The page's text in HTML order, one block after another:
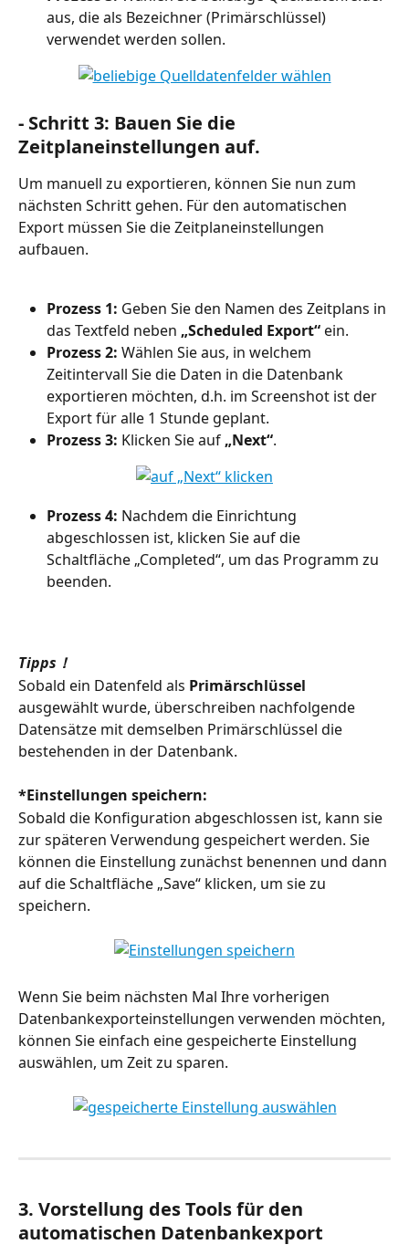
aus, die als Bezeichner (Primärschlüssel)
verwendet werden sollen.
- Schritt 3: Bauen Sie die
Zeitplaneinstellungen auf.
Um manuell zu exportieren, können Sie nun zum
nächsten Schritt gehen. Für den automatischen
Export müssen Sie die Zeitplaneinstellungen
aufbauen.
Prozess 1: Geben Sie den Namen des Zeitplans in
das Textfeld neben „Scheduled Export“ ein.
Prozess 2: Wählen Sie aus, in welchem
Zeitintervall Sie die Daten in die Datenbank
exportieren möchten, d.h. im Screenshot ist der
Export für alle 1 Stunde geplant.
Prozess 3: Klicken Sie auf „Next“.
Prozess 4: Nachdem die Einrichtung
abgeschlossen ist, klicken Sie auf die
Schaltfläche „Completed“, um das Programm zu
beenden.
Tipps！
Sobald ein Datenfeld als Primärschlüssel
ausgewählt wurde, überschreiben nachfolgende
Datensätze mit demselben Primärschlüssel die
bestehenden in der Datenbank.
*Einstellungen speichern:
Sobald die Konfiguration abgeschlossen ist, kann sie
zur späteren Verwendung gespeichert werden. Sie
können die Einstellung zunächst benennen und dann
auf die Schaltfläche „Save“ klicken, um sie zu
speichern.
Wenn Sie beim nächsten Mal Ihre vorherigen
Datenbankexporteinstellungen verwenden möchten,
können Sie einfach eine gespeicherte Einstellung
auswählen, um Zeit zu sparen.
3. Vorstellung des Tools für den
automatischen Datenbankexport